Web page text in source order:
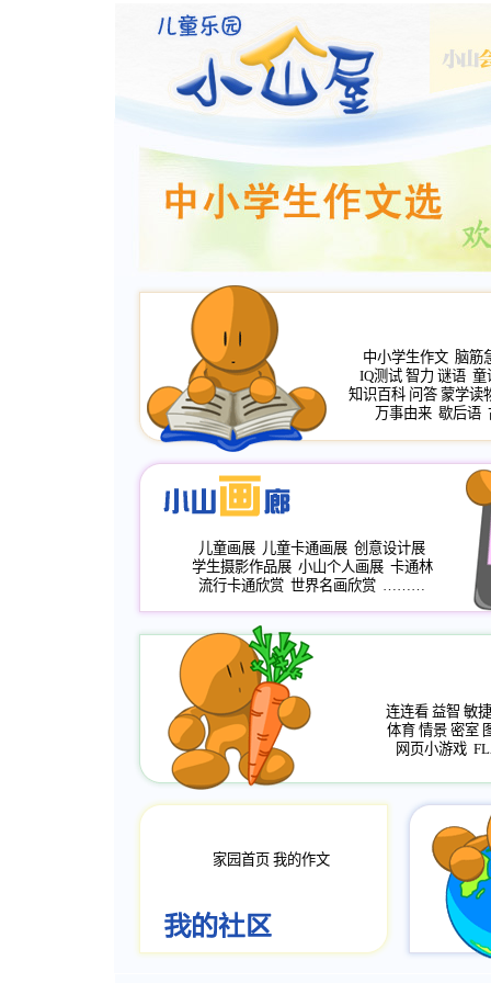
中小学生作文 脑筋
IQ测试 智力 谜语 童
知识百科 问答 蒙学读
万事由来 歇后语
儿童画展 儿童卡通画展 创意设计展
学生摄影作品展 小山个人画展 卡通林
流行卡通欣赏 世界名画欣赏 ………
连连看 益智 敏捷
体育 情景 密室
网页小游戏
家园首页 我的作文